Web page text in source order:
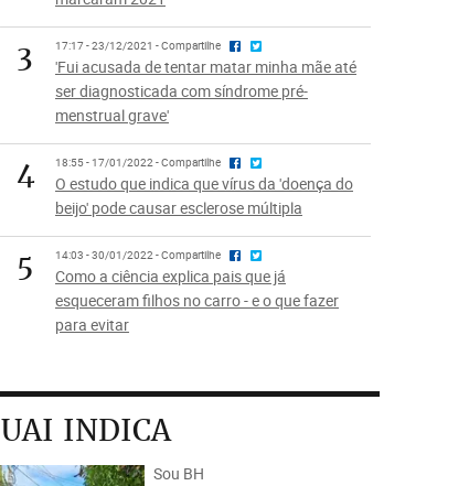
3 17:17 - 23/12/2021 - Compartilhe
'Fui acusada de tentar matar minha mãe até
ser diagnosticada com síndrome pré-
menstrual grave'
4 18:55 - 17/01/2022 - Compartilhe
O estudo que indica que vírus da 'doença do
beijo' pode causar esclerose múltipla
5 14:03 - 30/01/2022 - Compartilhe
Como a ciência explica pais que já
esqueceram filhos no carro - e o que fazer
para evitar
UAI INDICA
Sou BH